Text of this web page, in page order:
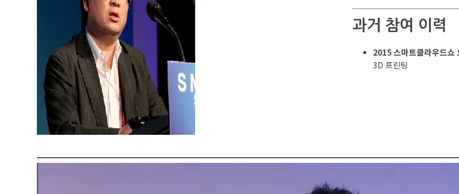
과거 참여 이력
2015 스마트클라우드쇼
3D 프린팅